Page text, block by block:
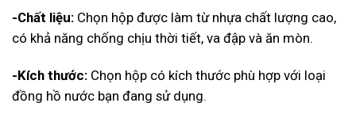
-Chất liệu: Chọn hộp được làm từ nhựa chất lượng cao,
có khả năng chống chịu thời tiết, va đập và ăn mòn.
-Kích thước: Chọn hộp có kích thước phù hợp với loại
đồng hồ nước bạn đang sử dụng.